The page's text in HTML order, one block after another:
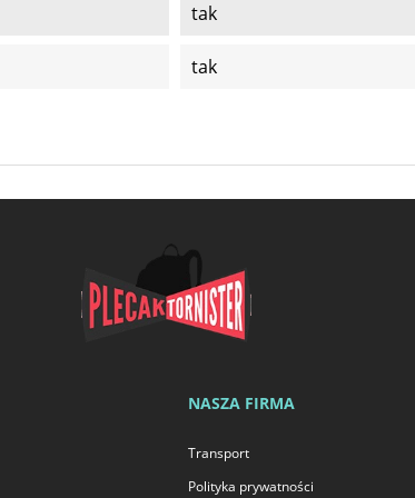
tak
tak
NASZA FIRMA
Transport
Polityka prywatności